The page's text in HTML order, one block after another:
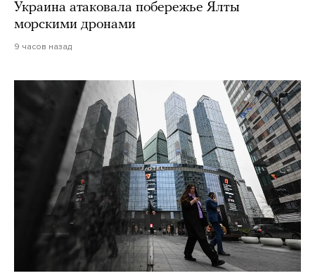
Украина атаковала побережье Ялты
морскими дронами
9 часов назад